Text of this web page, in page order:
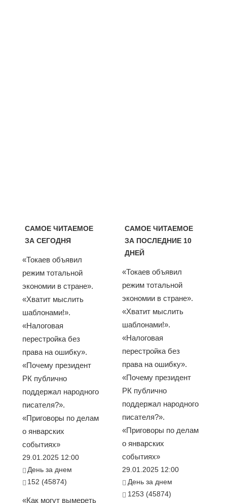
САМОЕ ЧИТАЕМОЕ
ЗА СЕГОДНЯ
«Токаев объявил
режим тотальной
экономии в стране».
«Хватит мыслить
шаблонами!».
«Налоговая
перестройка без
права на ошибку».
«Почему президент
РК публично
поддержал народного
писателя?».
«Приговоры по делам
о январских
событиях»
29.01.2025 12:00
День за днем
152 (45874)
«Как могут вымереть
САМОЕ ЧИТАЕМОЕ
ЗА ПОСЛЕДНИЕ 10
ДНЕЙ
«Токаев объявил
режим тотальной
экономии в стране».
«Хватит мыслить
шаблонами!».
«Налоговая
перестройка без
права на ошибку».
«Почему президент
РК публично
поддержал народного
писателя?».
«Приговоры по делам
о январских
событиях»
29.01.2025 12:00
День за днем
1253 (45874)